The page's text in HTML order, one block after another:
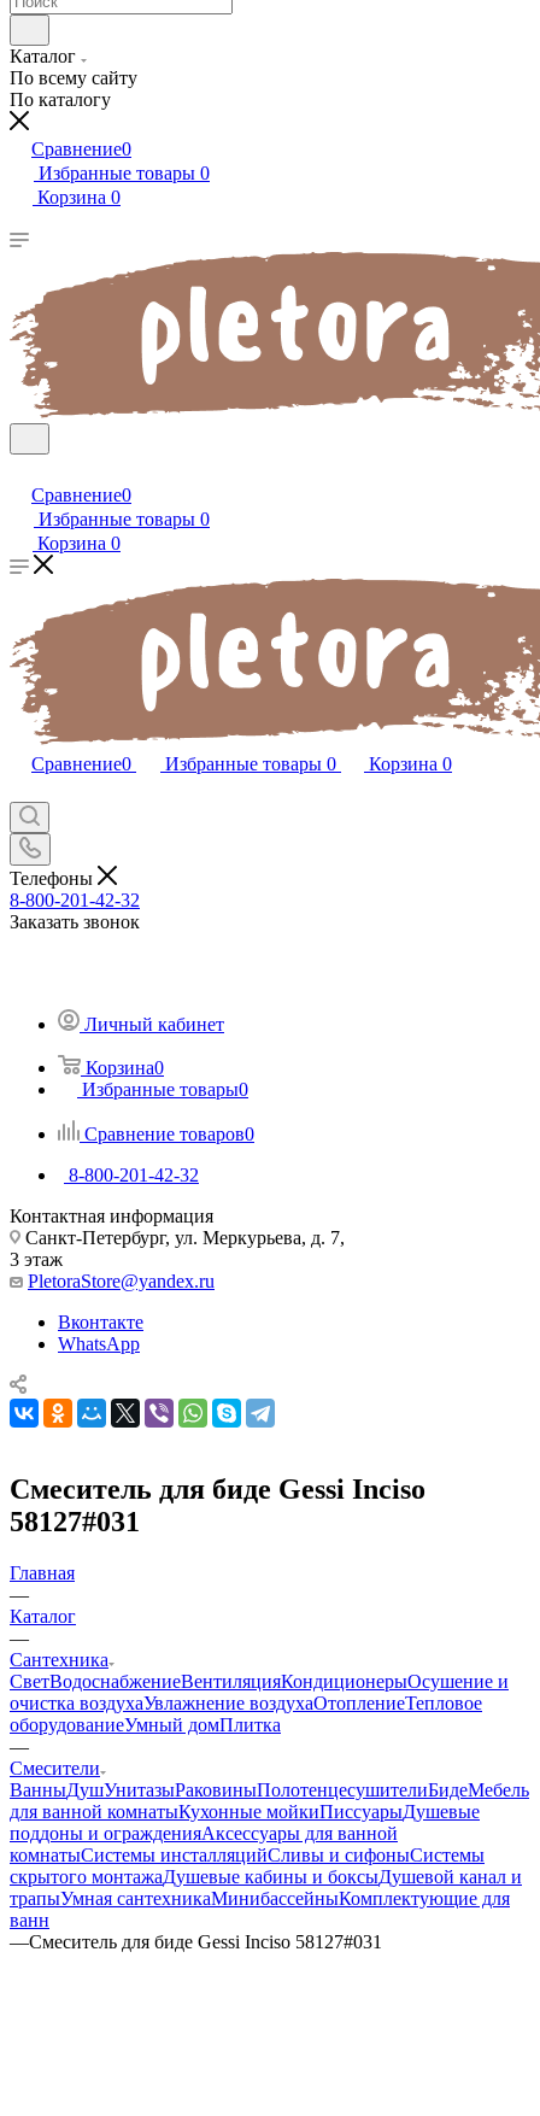
Каталог
По всему сайту
По каталогу
Сравнение0
Избранные товары 0
Корзина 0
Сравнение0
Избранные товары 0
Корзина 0
Сравнение0 Избранные товары 0 Корзина 0
Телефоны
8-800-201-42-32
Заказать звонок
Личный кабинет
Корзина0
Избранные товары0
Сравнение товаров0
8-800-201-42-32
Контактная информация
Санкт-Петербург, ул. Меркурьева, д. 7,
3 этаж
PletoraStore@yandex.ru
Вконтакте
WhatsApp
Смеситель для биде Gessi Inciso
58127#031
Главная
—
Каталог
—
Сантехника
СветВодоснабжениеВентиляцияКондиционерыОсушение и
очистка воздухаУвлажнение воздухаОтоплениеТепловое
оборудованиеУмный домПлитка
—
Смесители
ВанныДушУнитазыРаковиныПолотенцесушителиБидеМебель
для ванной комнатыКухонные мойкиПиссуарыДушевые
поддоны и огражденияАксессуары для ванной
комнатыСистемы инсталляцийСливы и сифоныСистемы
скрытого монтажаДушевые кабины и боксыДушевой канал и
трапыУмная сантехникаМинибассейныКомплектующие для
ванн
—Смеситель для биде Gessi Inciso 58127#031